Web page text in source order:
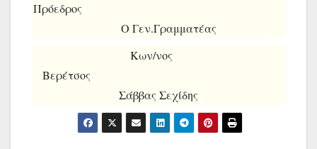
Πρόεδρος
Ο Γεν.Γραμματέας
Kων/νος
Βερέτσος
Σάββας Σεχίδης